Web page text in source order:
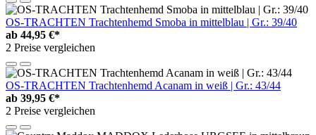
OS-TRACHTEN Trachtenhemd Smoba in mittelblau | Gr.: 39/40
ab 44,95 €*
2 Preise vergleichen
OS-TRACHTEN Trachtenhemd Acanam in weiß | Gr.: 43/44
ab 39,95 €*
2 Preise vergleichen